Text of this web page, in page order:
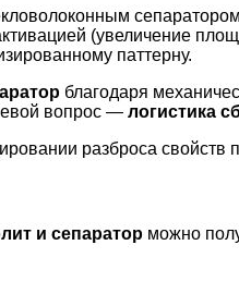
(увеличение
паттерну.
благодаря
вопрос — логистика
разброса свойств
и сепаратор можно